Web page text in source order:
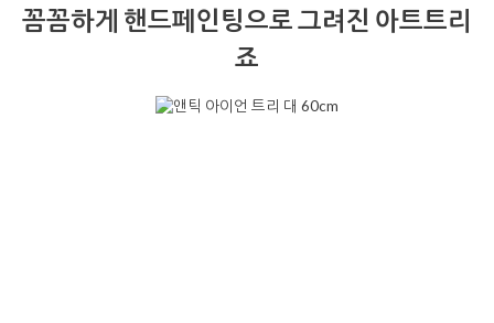
꼼꼼하게 핸드페인팅으로 그려진 아트트리
죠